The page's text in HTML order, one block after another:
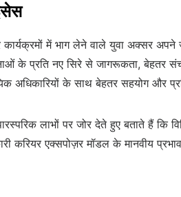
कार्यक्रमों में भाग लेने वाले युवा
के प्रति नए सिरे से जागरूकता, बेहतर
अधिकारियों के साथ बेहतर सहयोग और
लाभों पर जोर देते हुए बताते हैं
करियर एक्सपोज़र मॉडल के मानवीय